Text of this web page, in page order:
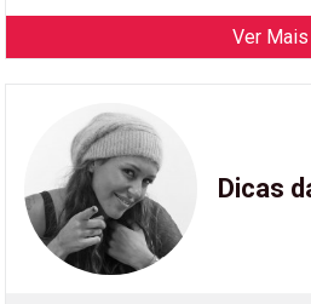
Ver Mais
Dicas